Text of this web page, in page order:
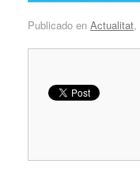
Publicado en Actualitat,